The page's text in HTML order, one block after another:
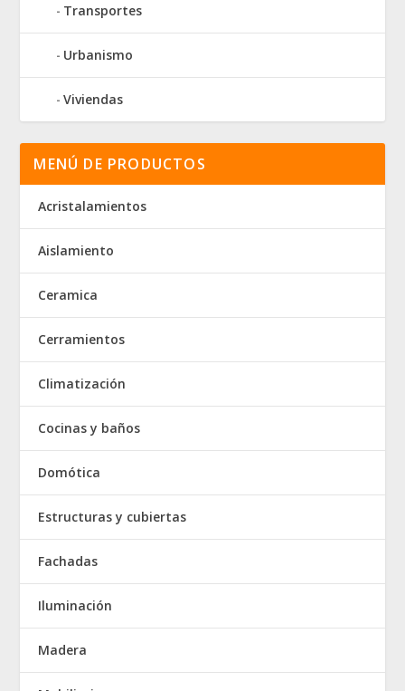
Transportes
Urbanismo
Viviendas
MENÚ DE PRODUCTOS
Acristalamientos
Aislamiento
Ceramica
Cerramientos
Climatización
Cocinas y baños
Domótica
Estructuras y cubiertas
Fachadas
Iluminación
Madera